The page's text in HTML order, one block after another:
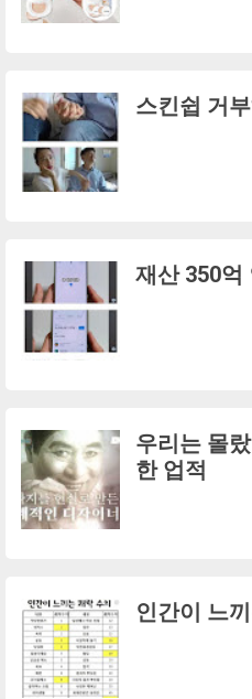
스킨쉽 거
재산 350억
우리는 몰
한 업적
인간이 느